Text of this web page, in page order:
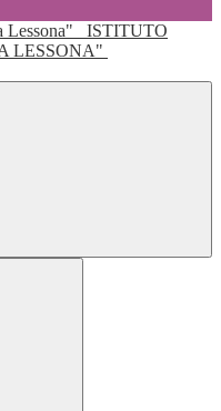
ISTITUTO
LESSONA"